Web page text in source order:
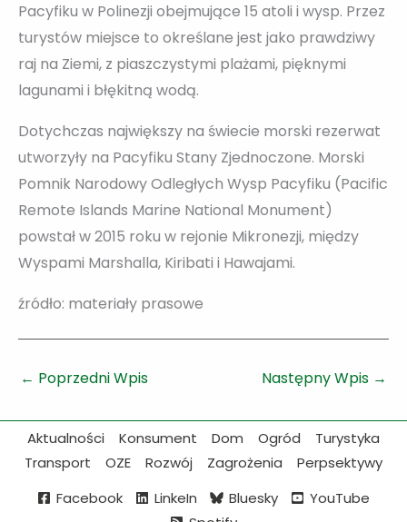
Pacyfiku w Polinezji obejmujące 15 atoli i wysp. Przez
turystów miejsce to określane jest jako prawdziwy
raj na Ziemi, z piaszczystymi plażami, pięknymi
lagunami i błękitną wodą.
Dotychczas największy na świecie morski rezerwat
utworzyły na Pacyfiku Stany Zjednoczone. Morski
Pomnik Narodowy Odległych Wysp Pacyfiku (Pacific
Remote Islands Marine National Monument)
powstał w 2015 roku w rejonie Mikronezji, między
Wyspami Marshalla, Kiribati i Hawajami.
źródło: materiały prasowe
← Poprzedni Wpis Następny Wpis →
Aktualności Konsument Dom Ogród
Turystyka
Transport
OZE Rozwój Zagrożenia
Perpsektywy
Facebook
LinkeIn Bluesky
YouTube